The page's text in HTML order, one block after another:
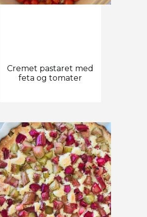
Cremet pastaret med
feta og tomater